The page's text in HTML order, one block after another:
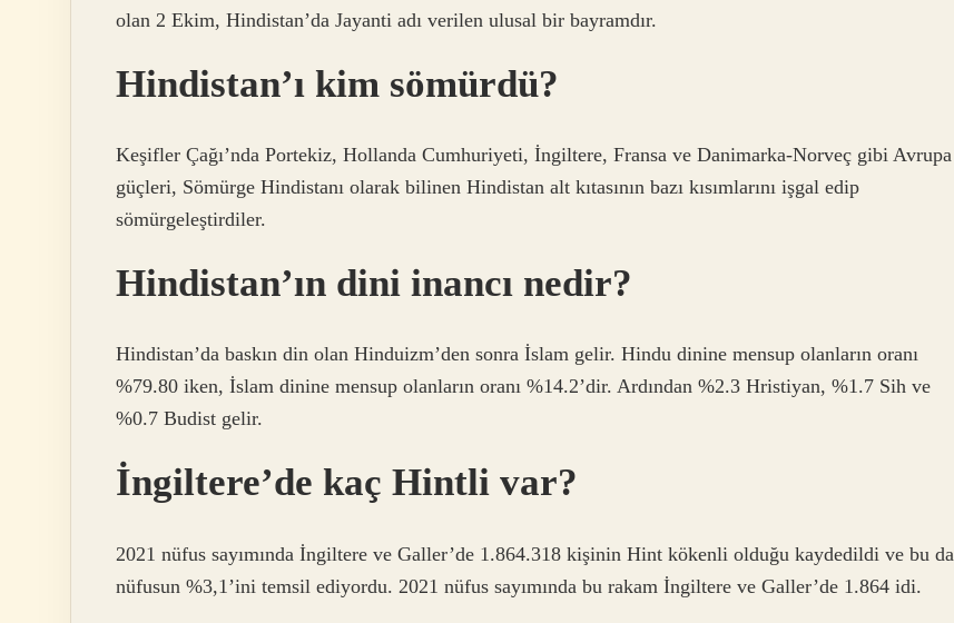
olan 2 Ekim, Hindistan’da Jayanti adı verilen ulusal bir bayramdır.
Hindistan’ı kim sömürdü?
Keşifler Çağı’nda Portekiz, Hollanda Cumhuriyeti, İngiltere, Fransa ve Danimarka-Norveç gibi Avrupa
güçleri, Sömürge Hindistanı olarak bilinen Hindistan alt kıtasının bazı kısımlarını işgal edip
sömürgeleştirdiler.
Hindistan’ın dini inancı nedir?
Hindistan’da baskın din olan Hinduizm’den sonra İslam gelir. Hindu dinine mensup olanların oranı
%79.80 iken, İslam dinine mensup olanların oranı %14.2’dir. Ardından %2.3 Hristiyan, %1.7 Sih ve
%0.7 Budist gelir.
İngiltere’de kaç Hintli var?
2021 nüfus sayımında İngiltere ve Galler’de 1.864.318 kişinin Hint kökenli olduğu kaydedildi ve bu da
nüfusun %3,1’ini temsil ediyordu. 2021 nüfus sayımında bu rakam İngiltere ve Galler’de 1.864 idi.